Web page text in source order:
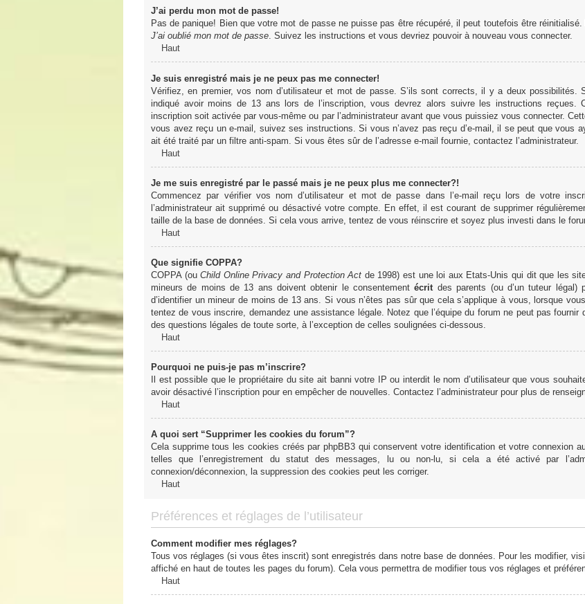
J’ai perdu mon mot de passe!
Pas de panique! Bien que votre mot de passe ne puisse pas être récupéré, il peut toutefois être
J’ai oublié mon mot de passe. Suivez les instructions et vous devriez pouvoir à nouveau vous connecter.
Haut
Je suis enregistré mais je ne peux pas me connecter!
Vérifiez, en premier, vos nom d’utilisateur et mot de passe. S’ils sont corrects, il y a deux
indiqué avoir moins de 13 ans lors de l’inscription, vous devrez alors suivre les instructions reçues.
inscription soit activée par vous-même ou par l’administrateur avant que vous puissiez vous connecter.
vous avez reçu un e-mail, suivez ses instructions. Si vous n’avez pas reçu d’e-mail, il se peut que vous
ait été traité par un filtre anti-spam. Si vous êtes sûr de l’adresse e-mail fournie, contactez l’administrateur.
Haut
Je me suis enregistré par le passé mais je ne peux plus me connecter?!
Commencez par vérifier vos nom d’utilisateur et mot de passe dans l’e-mail reçu lors de votre
l’administrateur ait supprimé ou désactivé votre compte. En effet, il est courant de supprimer
taille de la base de données. Si cela vous arrive, tentez de vous réinscrire et soyez plus investi dans le
Haut
Que signifie COPPA?
COPPA (ouChild Online Privacy and Protection Act de 1998) est une loi aux Etats-Unis qui dit que les
mineurs de moins de 13 ans doivent obtenir le consentementécrit des parents (ou d’un tuteur légal)
d’identifier un mineur de moins de 13 ans. Si vous n’êtes pas sûr que cela s’applique à vous, lorsque
tentez de vous inscrire, demandez une assistance légale. Notez que l’équipe du forum ne peut pas
des questions légales de toute sorte, à l’exception de celles soulignées ci-dessous.
Haut
Pourquoi ne puis-je pas m’inscrire?
Il est possible que le propriétaire du site ait banni votre IP ou interdit le nom d’utilisateur que vous
avoir désactivé l’inscription pour en empêcher de nouvelles. Contactez l’administrateur pour plus de
Haut
A quoi sert “Supprimer les cookies du forum”?
Cela supprime tous les cookies créés par phpBB3 qui conservent votre identification et votre connexion
telles que l’enregistrement du statut des messages, lu ou non-lu, si cela a été activé par
connexion/déconnexion, la suppression des cookies peut les corriger.
Haut
Préférences et réglages de l’utilisateur
Comment modifier mes réglages?
Tous vos réglages (si vous êtes inscrit) sont enregistrés dans notre base de données. Pour les modifier,
affiché en haut de toutes les pages du forum). Cela vous permettra de modifier tous vos réglages et
Haut